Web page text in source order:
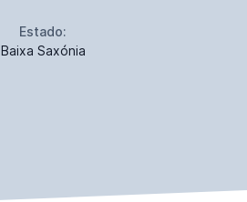
Estado:
Baixa Saxónia